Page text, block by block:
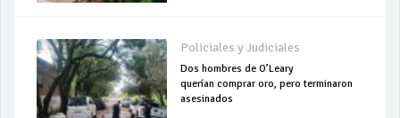
Policiales y Judiciales
Dos hombres de O’Leary
querían comprar oro, pero terminaron
asesinados